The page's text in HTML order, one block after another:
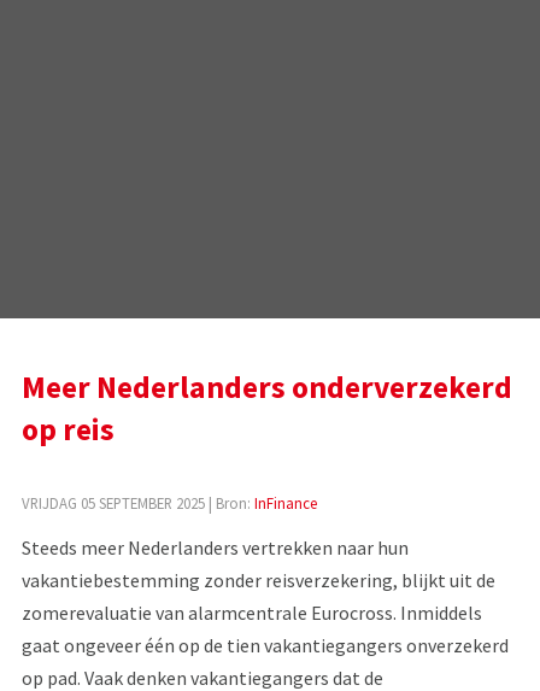
Meer Nederlanders onderverzekerd
op reis
VRIJDAG 05 SEPTEMBER 2025| Bron: InFinance
Steeds meer Nederlanders vertrekken naar hun
vakantiebestemming zonder reisverzekering, blijkt uit de
zomerevaluatie van alarmcentrale Eurocross. Inmiddels
gaat ongeveer één op de tien vakantiegangers onverzekerd
op pad. Vaak denken vakantiegangers dat de